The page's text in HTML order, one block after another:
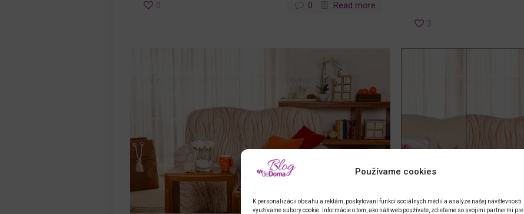
Používame cookies
K personalizácii obsahu a reklám, poskytovaní funkcí sociálnych médií a analýze našej návštevnosti
využívame súbory cookie. Informácie o tom, ako náš web používate, zdieľame so svojimi partnermi pre
0 0 Read more
3